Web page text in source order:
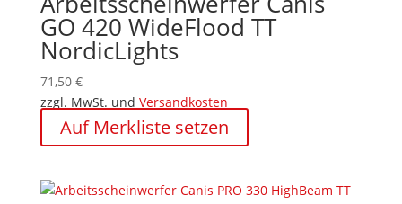
GO 420 WideFlood TT
NordicLights
71,50 €
zzgl. MwSt. und Versandkosten
Auf Merkliste setzen